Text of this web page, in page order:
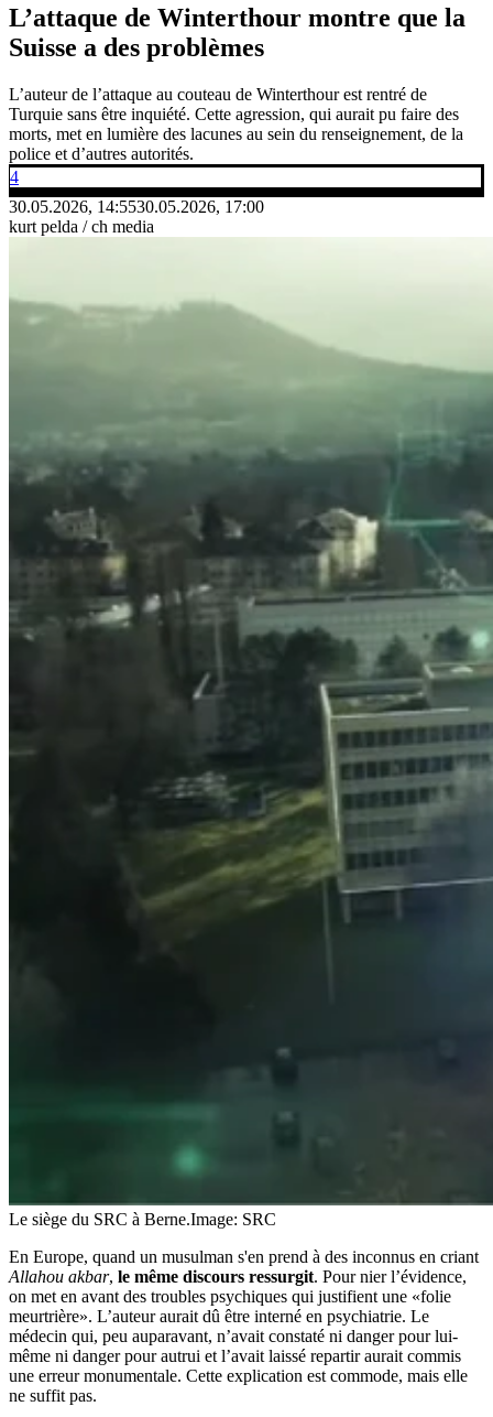
L’attaque de Winterthour montre que la
Suisse a des problèmes
L’auteur de l’attaque au couteau de Winterthour est rentré de
Turquie sans être inquiété. Cette agression, qui aurait pu faire des
morts, met en lumière des lacunes au sein du renseignement, de la
police et d’autres autorités.
4
30.05.2026, 14:5530.05.2026, 17:00
kurt pelda / ch media
Le siège du SRC à Berne.Image: SRC
En Europe, quand un musulman s'en prend à des inconnus en criant
Allahou akbar, le même discours ressurgit. Pour nier l’évidence,
on met en avant des troubles psychiques qui justifient une «folie
meurtrière». L’auteur aurait dû être interné en psychiatrie. Le
médecin qui, peu auparavant, n’avait constaté ni danger pour lui-
même ni danger pour autrui et l’avait laissé repartir aurait commis
une erreur monumentale. Cette explication est commode, mais elle
ne suffit pas.